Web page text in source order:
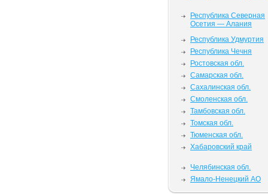
Республика Северная
Осетия — Алания
Республика Удмуртия
Республика Чечня
Ростовская обл.
Самарская обл.
Сахалинская обл.
Смоленская обл.
Тамбовская обл.
Томская обл.
Тюменская обл.
Хабаровский край
Челябинская обл.
Ямало-Ненецкий АО